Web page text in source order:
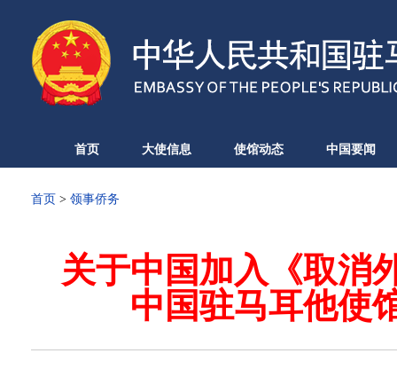
首页 大使信息 使馆动态 中国要闻
首页 > 领事侨务
关于中国加入《取消
中国驻马耳他使